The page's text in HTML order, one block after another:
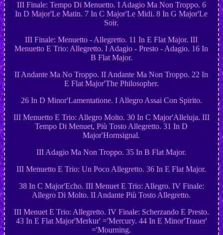
III Finale: Tempo Di Menuetto. I Adagio Ma Non Troppo. 6
In D Major'Le Matin. 7 In C Major'Le Midi. 8 In G Major'Le
Soir.
III Finale: Menuetto - Allegretto. 11 In E Flat Major. III
Menuetto E Trio: Allegretto. I Adagio - Presto - Adagio. 16 In
B Flat Major.
II Andante Ma No Troppo. II Andante Ma Non Troppo. 22 In
E Flat Major'The Philosopher.
26 In D Minor'Lamentatione. I Allegro Assai Con Spirito.
III Menuetto E Trio: Allegro Molto. 30 In C Major'Alleluja. III
Tempo Di Menuet, Più Tosto Allegretto. 31 In D
Major'Hornsignal.
III Adagio Ma Non Troppo. 35 In B Flat Major.
III Menuetto E Trio: Un Poco Allegretto. 36 In E Flat Major.
38 In C Major'Echo. III Menuet E Trio: Allegro. IV Finale:
Allegro Di Molto. II Andante Più Tosto Allegretto.
III Menuet E Trio: Allegretto. IV Finale: Scherzando E Presto.
43 In E Flat Major'Merkur' ='Mercury. 44 In E Minor'Trauer'
='Mourning.